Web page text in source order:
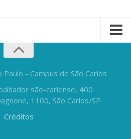
- Campus de São Carlos
são-carlense, 400
1100, São Carlos/SP
Créditos